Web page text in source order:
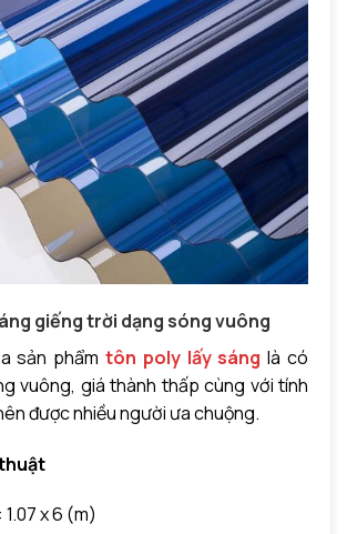
giếng trời dạng sóng vuông
sản phẩm tôn poly lấy sáng là có
vuông, giá thành thấp cùng với tính
được nhiều người ưa chuộng.
x 6 (m)